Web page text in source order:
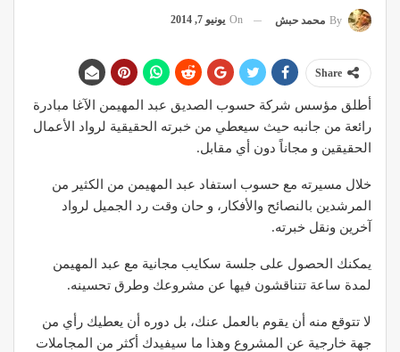
By محمد حبش On يونيو 7, 2014
Share
أطلق مؤسس شركة حسوب الصديق عبد المهيمن الآغا مبادرة
رائعة من جانبه حيث سيعطي من خبرته الحقيقية لرواد الأعمال
الحقيقين و مجاناً دون أي مقابل.
خلال مسيرته مع حسوب استفاد عبد المهيمن من الكثير من
المرشدين بالنصائح والأفكار، و حان وقت رد الجميل لرواد
آخرين ونقل خبرته.
يمكنك الحصول على جلسة سكايب مجانية مع عبد المهيمن
لمدة ساعة تتناقشون فيها عن مشروعك وطرق تحسينه.
لا تتوقع منه أن يقوم بالعمل عنك، بل دوره أن يعطيك رأي من
جهة خارجية عن المشروع وهذا ما سيفيدك أكثر من المجاملات